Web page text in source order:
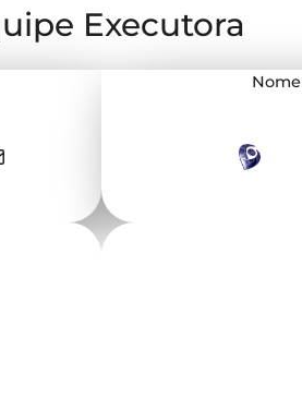
Executora
Nome